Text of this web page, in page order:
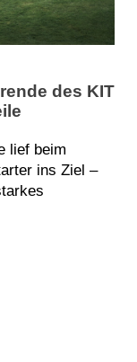
des KIT
lief beim
ins Ziel –